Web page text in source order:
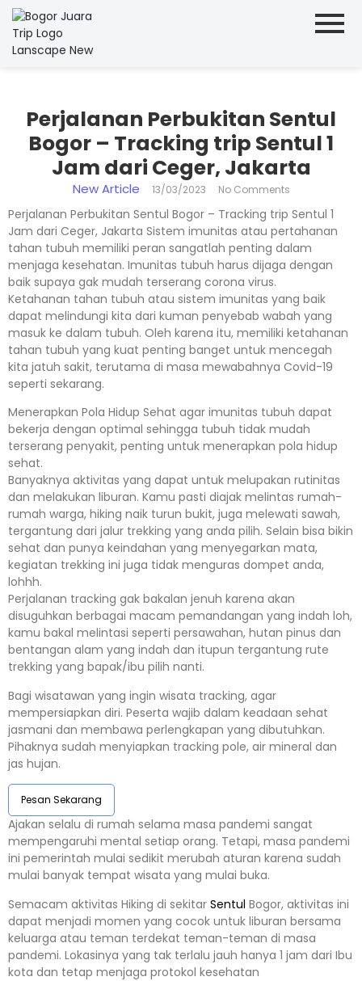
Perjalanan Perbukitan Sentul
Bogor – Tracking trip Sentul 1
Jam dari Ceger, Jakarta
New Article 13/03/2023 No Comments
Perjalanan Perbukitan Sentul Bogor – Tracking trip Sentul 1
Jam dari Ceger, Jakarta Sistem imunitas atau pertahanan
tahan tubuh memiliki peran sangatlah penting dalam
menjaga kesehatan. Imunitas tubuh harus dijaga dengan
baik supaya gak mudah terserang corona virus.
Ketahanan tahan tubuh atau sistem imunitas yang baik
dapat melindungi kita dari kuman penyebab wabah yang
masuk ke dalam tubuh. Oleh karena itu, memiliki ketahanan
tahan tubuh yang kuat penting banget untuk mencegah
kita jatuh sakit, terutama di masa mewabahnya Covid-19
seperti sekarang.
Menerapkan Pola Hidup Sehat agar imunitas tubuh dapat
bekerja dengan optimal sehingga tubuh tidak mudah
terserang penyakit, penting untuk menerapkan pola hidup
sehat.
Banyaknya aktivitas yang dapat untuk melupakan rutinitas
dan melakukan liburan. Kamu pasti diajak melintas rumah-
rumah warga, hiking naik turun bukit, juga melewati sawah,
tergantung dari jalur trekking yang anda pilih. Selain bisa bikin
sehat dan punya keindahan yang menyegarkan mata,
kegiatan trekking ini juga tidak menguras dompet anda,
lohhh.
Perjalanan tracking gak bakalan jenuh karena akan
disuguhkan berbagai macam pemandangan yang indah loh,
kamu bakal melintasi seperti persawahan, hutan pinus dan
bentangan alam yang indah dan itupun tergantung rute
trekking yang bapak/ibu pilih nanti.
Bagi wisatawan yang ingin wisata tracking, agar
mempersiapkan diri. Peserta wajib dalam keadaan sehat
jasmani dan membawa perlengkapan yang dibutuhkan.
Pihaknya sudah menyiapkan tracking pole, air mineral dan
jas hujan.
Pesan Sekarang
Ajakan selalu di rumah selama masa pandemi sangat
mempengaruhi mental setiap orang. Tetapi, masa pandemi
ini pemerintah mulai sedikit merubah aturan karena sudah
mulai banyak tempat wisata yang mulai buka.
Semacam aktivitas Hiking di sekitar Sentul Bogor, aktivitas ini
dapat menjadi momen yang cocok untuk liburan bersama
keluarga atau teman terdekat teman-teman di masa
pandemi. Lokasinya yang tak terlalu jauh hanya 1 jam dari Ibu
kota dan tetap menjaga protokol kesehatan